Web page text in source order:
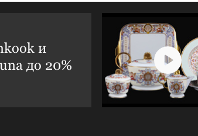
и
до 20%